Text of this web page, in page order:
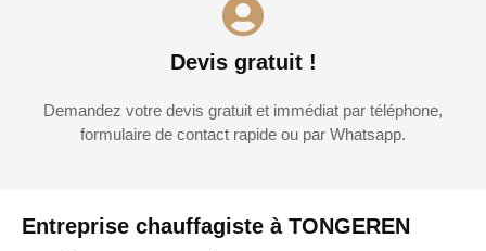
Entreprise chauffagiste à TONGEREN
Devis gratuit !
Demandez votre devis gratuit et immédiat par téléphone,
formulaire de contact rapide ou par Whatsapp.